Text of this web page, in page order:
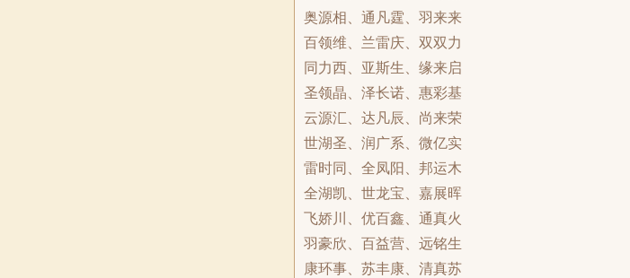
奥源相、通凡霆、羽来来
百领维、兰雷庆、双双力
同力西、亚斯生、缘来启
圣领晶、泽长诺、惠彩基
云源汇、达凡辰、尚来荣
世湖圣、润广系、微亿实
雷时同、全凤阳、邦运木
全湖凯、世龙宝、嘉展晖
飞娇川、优百鑫、通真火
羽豪欣、百益营、远铭生
康环事、苏丰康、清真苏